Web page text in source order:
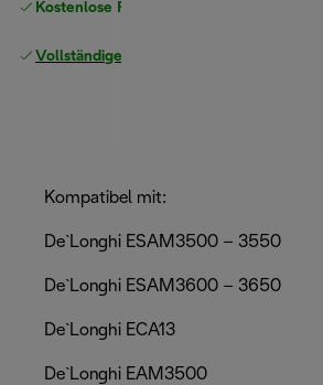
Kostenlose Rücksendungen
Vollständige Herstellergarantie
Kompatibel mit:
De`Longhi ESAM3500 – 3550
De`Longhi ESAM3600 – 3650
De`Longhi ECA13
De`Longhi EAM3500